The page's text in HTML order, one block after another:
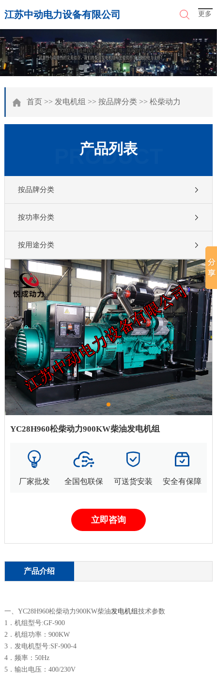
江苏中动电力设备有限公司 更多
首页>> 发电机组 >> 按品牌分类>> 松柴动力
产品列表
PRODUCT
按品牌分类
按功率分类
按用途分类
YC28H960松柴动力900KW柴油发电机组
厂家批发 全国包联保 可送货安装 安全有保障
立即咨询
产品介绍
一、YC28H960松柴动力900KW柴油发电机组 技术参数
1．机组型号:GF-900
2．机组功率：900KW
3．发电机型号:SF-900-4
4．频率：50Hz
5．输出电压：400/230V